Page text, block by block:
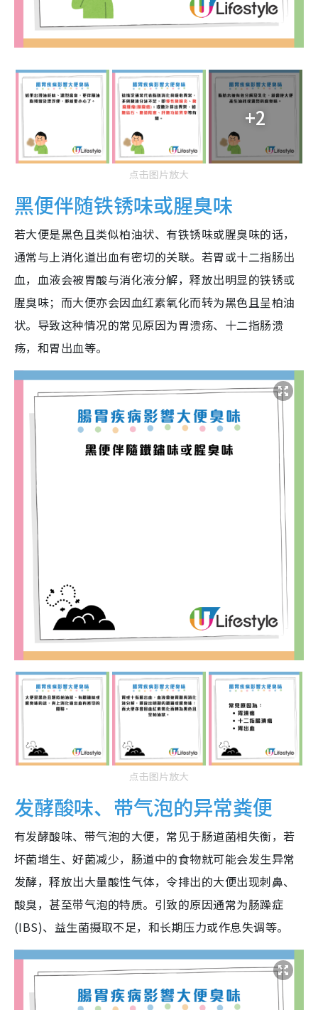
+2
点击图片放大
黑便伴随铁锈味或腥臭味
若大便是黑色且类似柏油状、有铁锈味或腥臭味的话，
通常与上消化道出血有密切的关联。若胃或十二指肠出
血，血液会被胃酸与消化液分解，释放出明显的铁锈或
腥臭味；而大便亦会因血红素氧化而转为黑色且呈柏油
状。导致这种情况的常见原因为胃溃疡、十二指肠溃
疡，和胃出血等。
点击图片放大
发酵酸味、带气泡的异常粪便
有发酵酸味、带气泡的大便，常见于肠道菌相失衡，若
坏菌增生、好菌减少，肠道中的食物就可能会发生异常
发酵，释放出大量酸性气体，令排出的大便出现刺鼻、
酸臭，甚至带气泡的特质。引致的原因通常为肠躁症
(IBS)、益生菌摄取不足，和长期压力或作息失调等。